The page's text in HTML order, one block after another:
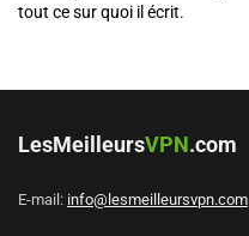
tout ce sur quoi il écrit.
LesMeilleursVPN.com
E-mail: info@lesmeilleursvpn.com